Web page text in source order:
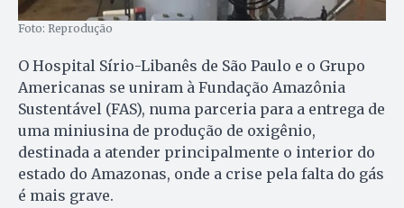
Foto: Reprodução
O Hospital Sírio-Libanês de São Paulo e o Grupo
Americanas se uniram à Fundação Amazônia
Sustentável (FAS), numa parceria para a entrega de
uma miniusina de produção de oxigênio,
destinada a atender principalmente o interior do
estado do Amazonas, onde a crise pela falta do gás
é mais grave.